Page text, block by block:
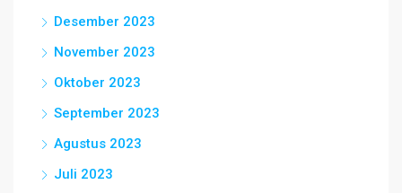
Desember 2023
November 2023
Oktober 2023
September 2023
Agustus 2023
Juli 2023